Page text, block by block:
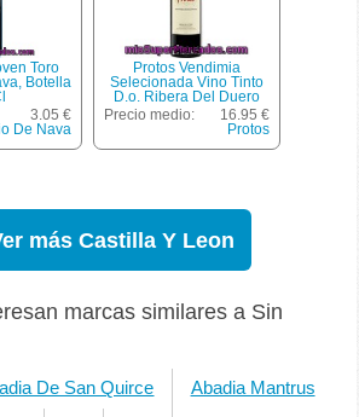
Toro
Botella
3.05 €
De Nava
Protos Vendimia
Selecionada Vino Tinto
D.o. Ribera Del Duero
Botella 75 Cl
Precio medio:
16.95 €
Protos
más Castilla Y Leon
marcas similares a Sin
De San Quirce Abadia Mantrus